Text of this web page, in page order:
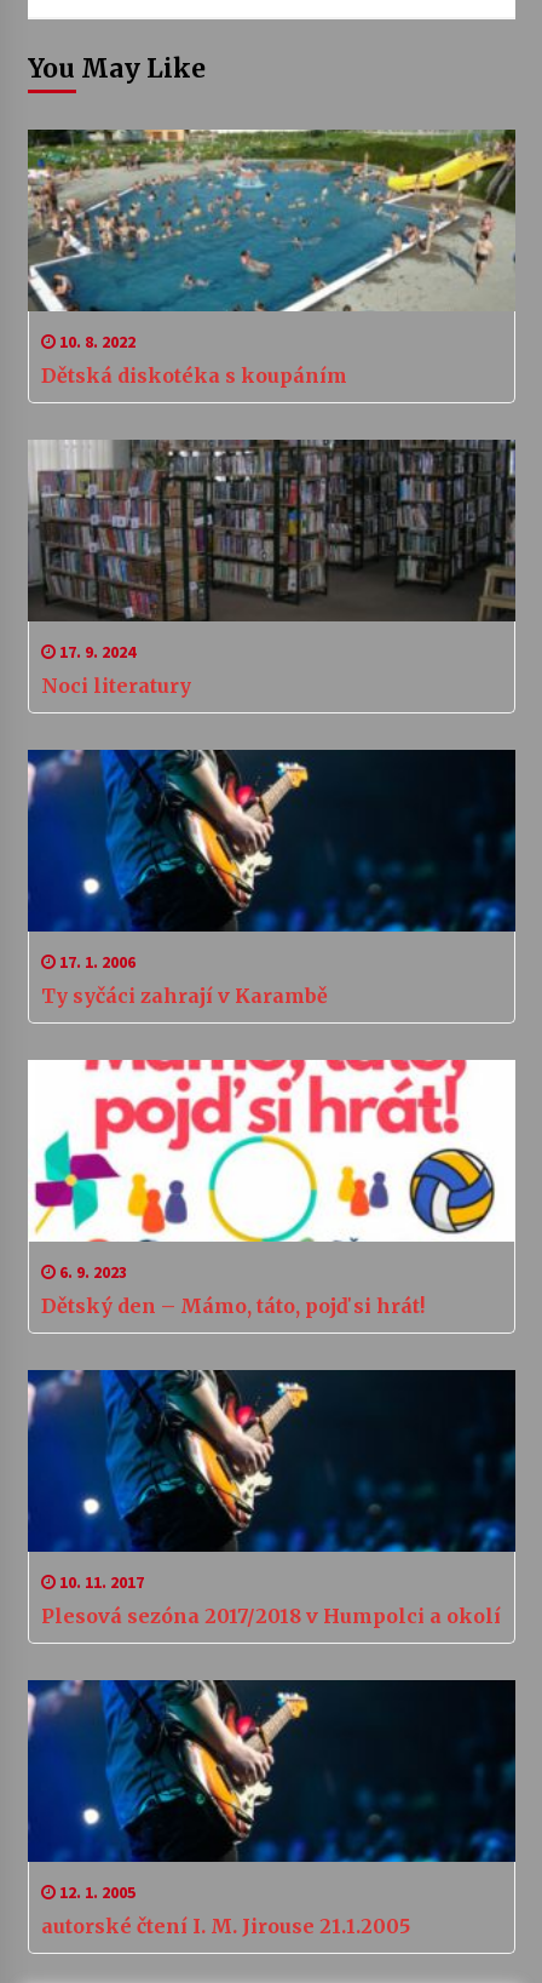
You May Like
10. 8. 2022
Dětská diskotéka s koupáním
17. 9. 2024
Noci literatury
17. 1. 2006
Ty syčáci zahrají v Karambě
6. 9. 2023
Dětský den – Mámo, táto, pojď si hrát!
10. 11. 2017
Plesová sezóna 2017/2018 v Humpolci a okolí
12. 1. 2005
autorské čtení I. M. Jirouse 21.1.2005